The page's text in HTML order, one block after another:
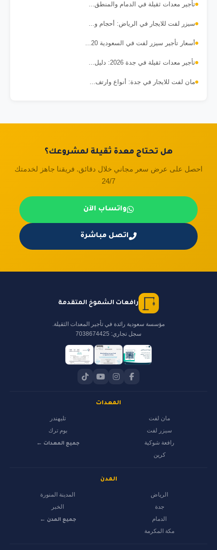
تأجير معدات ثقيلة في الدمام والمنطق...
سيزر لفت للايجار في الرياض: أحجام و...
أسعار تأجير سيزر لفت في السعودية 20...
تأجير معدات ثقيلة في جدة 2026: دليل...
مان لفت للايجار في جدة: أنواع وارتف...
هل تحتاج معدة ثقيلة لمشروعك؟
احصل على عرض سعر مجاني خلال دقائق. فريقنا جاهز لخدمتك
24/7
واتساب الآن
اتصل مباشرة
رافعات الشموخ المتقدمة
مؤسسة سعودية رائدة في تأجير المعدات الثقيلة.
سجل تجاري: 7038674425
المعدات
مان لفت
سيزر لفت
رافعة شوكية
كرين
تليهندر
بوم ترك
جميع المعدات ←
المدن
الرياض
جدة
الدمام
مكة المكرمة
المدينة المنورة
الخبر
جميع المدن ←